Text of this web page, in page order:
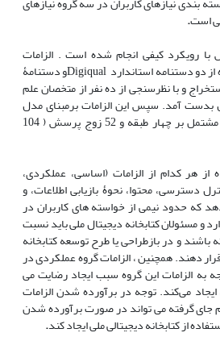
است.
با رویکرد کیفی انجام شده است . الزامات
از دو دستنامه استاندارد Digiqualو دستنامۀ
و با نظرسنجی از ده نفر از متخصان علم
بدست آمد. سپس این الزامات برمبنای مدل
کانو در پرسشنامه دیگری مشتمل بر چهار طبقه و 52 زوج پرسش ( 104
هر کدام از الزامات (اساسی، عملکردی،
دسترسی، محتوا، نحوۀ بازیابی اطلاعات، و
که حدود نیمی از خواسته های کاربران در
و مسئولان کتابخانه دیجیتال ملی باید نسبت
باشند و در بازطراحی یا طرح توسعه کتابخانه
دهند. همچنین ، الزامات گروه عملکردی در
به الزامات این گروه سبب ایجاد رضایت می
می‌کند. توجه در برآورده شدن الزامات
جای گرفته می تواند در صورت برآورده شدن
از کتابخانه دیجیتالی ملی ایجاد کند.